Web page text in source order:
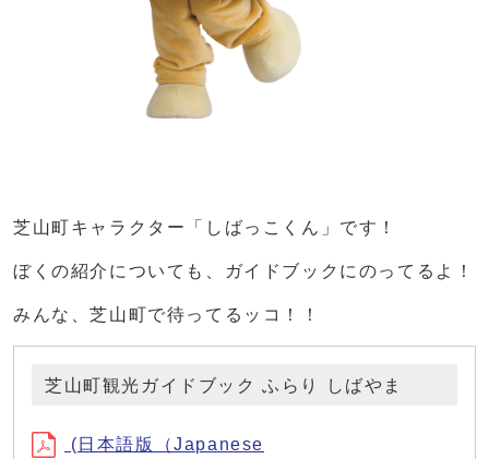
芝山町キャラクター「しばっこくん」です！
ぼくの紹介についても、ガイドブックにのってるよ！
みんな、芝山町で待ってるッコ！！
芝山町観光ガイドブック ふらり しばやま
(日本語版（Japanese